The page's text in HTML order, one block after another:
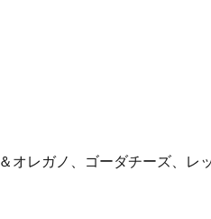
レガノ、ゴーダチーズ、レ